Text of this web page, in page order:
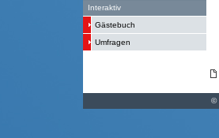
Interaktiv
Gästebuch
Umfragen
©